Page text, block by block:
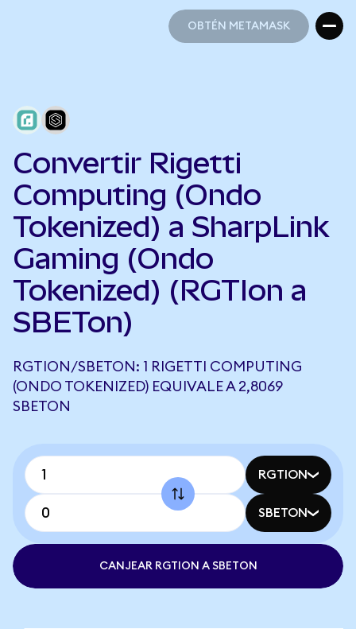
OBTÉN METAMASK
Convertir Rigetti
Computing (Ondo
Tokenized) a SharpLink
Gaming (Ondo
Tokenized) (RGTIon a
SBETon)
RGTION/SBETON: 1 RIGETTI COMPUTING
(ONDO TOKENIZED) EQUIVALE A 2,8069
SBETON
RGTION
SBETON
CANJEAR RGTION A SBETON